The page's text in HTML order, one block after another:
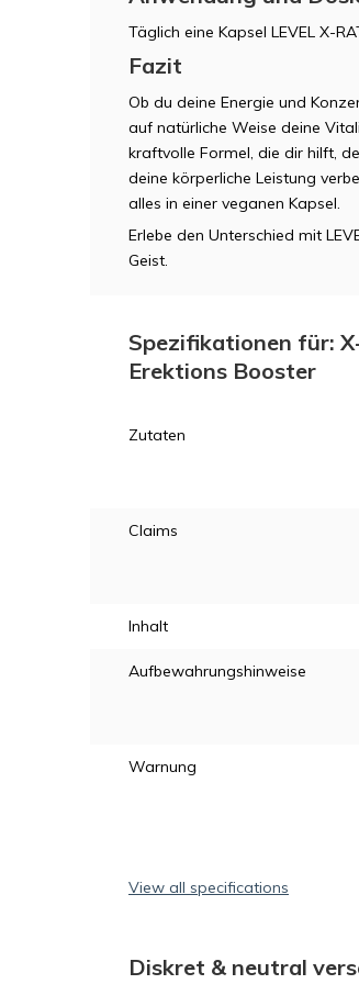
Täglich eine Kapsel LEVEL X-
Fazit
Ob du deine Energie und
auf natürliche Weise deine
kraftvolle Formel, die dir hilft,
deine körperliche Leistung
alles in einer veganen Kapsel.
Erlebe den Unterschied mit
Geist.
Spezifikationen für:
Erektions Booster
Zutaten
Claims
Inhalt
Aufbewahrungshinweise
Warnung
View all specifications
Diskret & neutral